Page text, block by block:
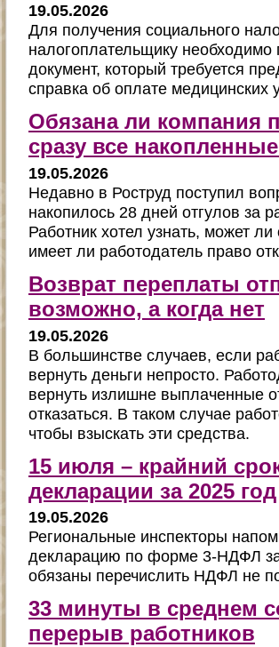
19.05.2026
Для получения социального
налогоплательщику
документ, который требуется
справка об оплате медицинских
Обязана ли компания
сразу все
19.05.2026
Недавно в Роструд поступил
накопилось 28 дней отгулов за
Работник хотел узнать, может
имеет ли работодатель право
Возврат переплаты
возможно, а когда нет
19.05.2026
В большинстве случаев, если
вернуть деньги непросто.
вернуть излишне выплаченные
отказаться. В таком случае
чтобы взыскать эти средства.
15 июля – крайний
декларации за 2025 год
19.05.2026
Региональные инспекторы
декларацию по форме 3-НДФЛ за
обязаны перечислить НДФЛ не
33 минуты в среднем
перерыв работников